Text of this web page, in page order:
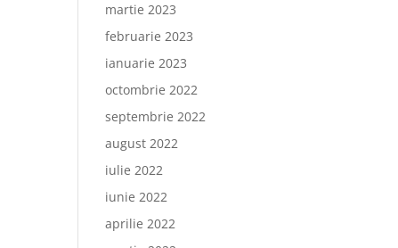
martie 2023
februarie 2023
ianuarie 2023
octombrie 2022
septembrie 2022
august 2022
iulie 2022
iunie 2022
aprilie 2022